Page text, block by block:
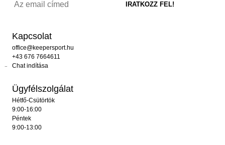
Kapcsolat
office@keepersport.hu
+43 676 7664611
Chat indítása
Ügyfélszolgálat
Hétfő-Csütörtök
9:00-16:00
Péntek
9:00-13:00